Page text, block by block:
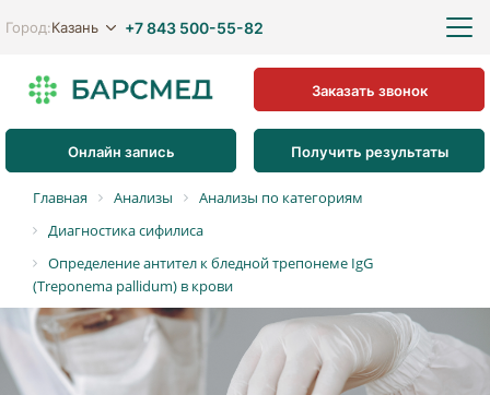
Город:Казань +7 843 500-55-82
Онлайн запись Получить результаты
Заказать звонок
Главная Анализы
Анализы по категориям
Диагностика сифилиса
Определение антител к бледной трепонеме IgG
(Treponema pallidum) в крови